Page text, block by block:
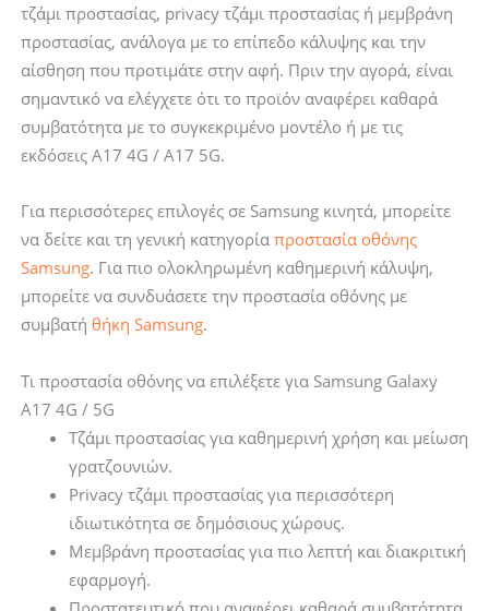
τζάμι προστασίας, privacy τζάμι προστασίας ή μεμβράνη
προστασίας, ανάλογα με το επίπεδο κάλυψης και την
αίσθηση που προτιμάτε στην αφή. Πριν την αγορά, είναι
σημαντικό να ελέγχετε ότι το προϊόν αναφέρει καθαρά
συμβατότητα με το συγκεκριμένο μοντέλο ή με τις
εκδόσεις A17 4G / A17 5G.
Για περισσότερες επιλογές σε Samsung κινητά, μπορείτε
να δείτε και τη γενική κατηγορία προστασία οθόνης
Samsung. Για πιο ολοκληρωμένη καθημερινή κάλυψη,
μπορείτε να συνδυάσετε την προστασία οθόνης με
συμβατή θήκη Samsung.
Τι προστασία οθόνης να επιλέξετε για Samsung Galaxy
A17 4G / 5G
Τζάμι προστασίας για καθημερινή χρήση και μείωση
γρατζουνιών.
Privacy τζάμι προστασίας για περισσότερη
ιδιωτικότητα σε δημόσιους χώρους.
Μεμβράνη προστασίας για πιο λεπτή και διακριτική
εφαρμογή.